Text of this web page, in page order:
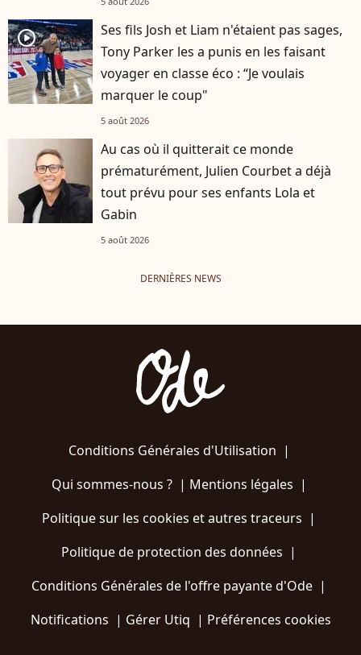
player2
Ses fils Josh et Liam n'étaient pas sages,
Tony Parker les a punis en les faisant
voyager en classe éco : “Je voulais
marquer le coup"
5 août 2026
Au cas où il quitterait ce monde
prématurément, Julien Courbet a déjà
tout prévu pour ses enfants Lola et
Gabin
5 août 2026
DERNIÈRES NEWS
Conditions Générales d'Utilisation |
Qui sommes-nous ?| Mentions légales |
Politique sur les cookies et autres traceurs |
Politique de protection des données |
Conditions Générales de l'offre payante d'Ode |
Notifications | Gérer Utiq | Préférences cookies